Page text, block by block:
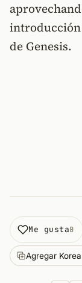
introducción
de Genesis.
Me gusta0
Agregar